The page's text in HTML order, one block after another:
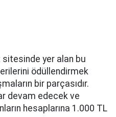
sitesinde yer alan bu
ödüllendirmek
bir parçasıdır.
devam edecek ve
hesaplarına 1.000 TL